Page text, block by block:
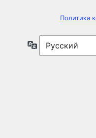
Политика
Язык